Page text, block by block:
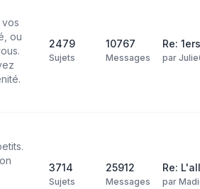
ou
2479
Sujets
10767
Messages
Re:
par
3714
Sujets
25912
Messages
Re:
par